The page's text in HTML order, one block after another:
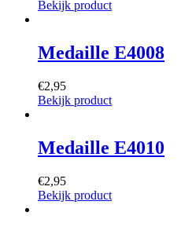
Bekijk product
Medaille E4008
€2,95
Bekijk product
Medaille E4010
€2,95
Bekijk product